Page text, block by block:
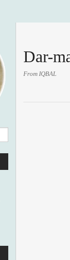
Dar-
From IQBAL